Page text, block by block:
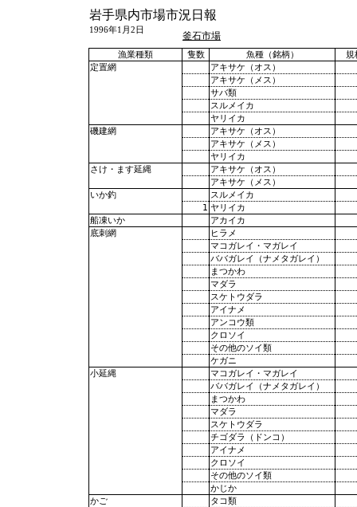
岩手県内市場市況日報
1996年1月2日
釜石市場
漁業種類 隻数 魚種（銘柄）
規
定置網
アキサケ（オス）
アキサケ（メス）
サバ類
スルメイカ
ヤリイカ
磯建網
アキサケ（オス）
アキサケ（メス）
ヤリイカ
さけ・ます延縄
アキサケ（オス）
アキサケ（メス）
いか釣
スルメイカ
1 ヤリイカ
船凍いか アカイカ
底刺網
ヒラメ
マコガレイ・マガレイ
ババガレイ（ナメタガレイ）
まつかわ
マダラ
スケトウダラ
アイナメ
アンコウ類
クロソイ
その他のソイ類
ケガニ
小延縄
マコガレイ・マガレイ
ババガレイ（ナメタガレイ）
まつかわ
マダラ
スケトウダラ
チゴダラ（ドンコ）
アイナメ
クロソイ
その他のソイ類
かじか
かご
タコ類